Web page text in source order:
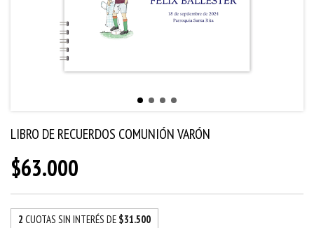
LIBRO DE RECUERDOS COMUNIÓN VARÓN
$63.000
2 CUOTAS SIN INTERÉS DE $31.500